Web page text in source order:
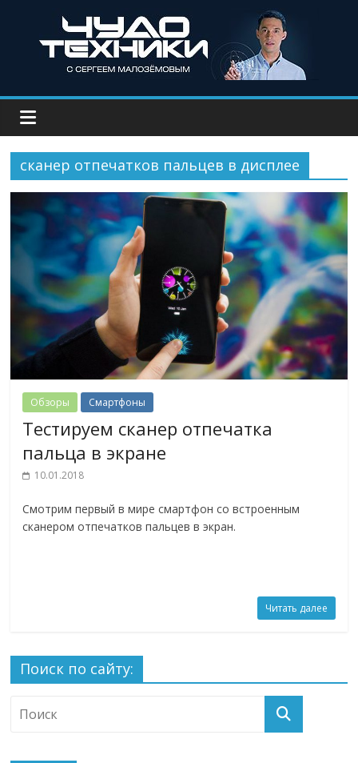
сканер отпечатков пальцев в дисплее
Обзоры Смартфоны
Тестируем сканер отпечатка
пальца в экране
10.01.2018
Смотрим первый в мире смартфон со встроенным
сканером отпечатков пальцев в экран.
Читать далее
Поиск по сайту: